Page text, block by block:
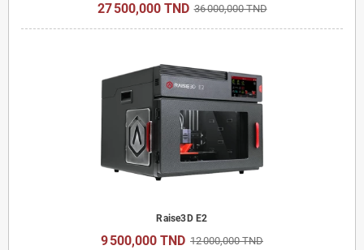
27 500,000 TND 36 000,000 TND
Raise3D E2
9 500,000 TND 12 000,000 TND